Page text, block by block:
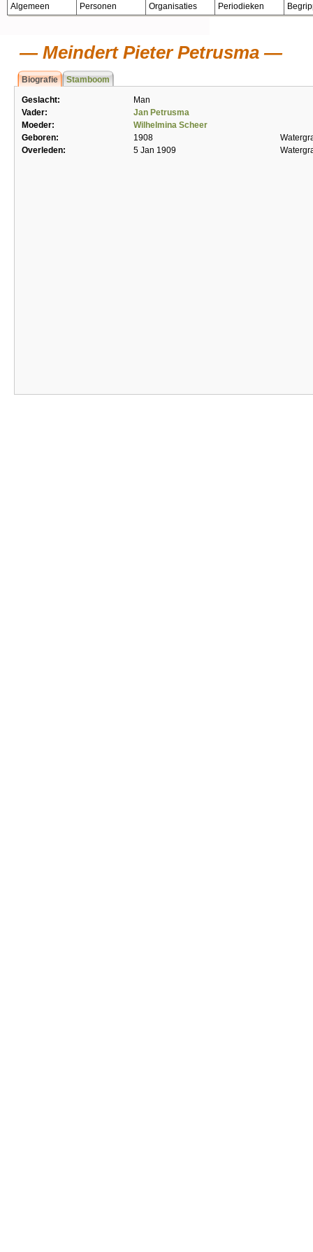
Algemeen Personen Organisaties Periodieken
Meindert Pieter Petrusma
Biografie Stamboom
Geslacht:
Man
Vader:
Jan Petrusma
Moeder:
Wilhelmina Scheer
Geboren:
1908
Overleden:
5 Jan 1909